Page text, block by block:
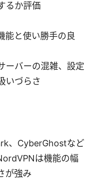
るか評価
能と使い勝手の良
ーバーの混雑、設定
いづらさ
、CyberGhostなど
は機能の幅
が強み